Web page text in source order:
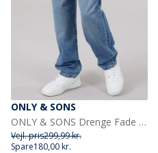
ONLY & SONS
ONLY & SONS Drenge Fade løstsiddende jeans Medium Blue Den
Vejl. pris299,99 kr.
Spare180,00 kr.